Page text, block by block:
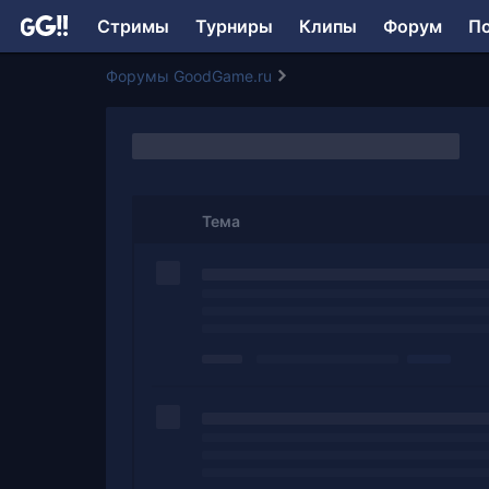
Стримы Турниры Клипы Форум
Форумы GoodGame.ru
Тема